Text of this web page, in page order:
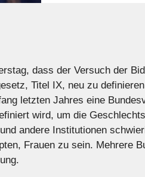
dass der Versuch der
Titel IX, neu zu
letzten Jahres eine
wird, um die
andere Institutionen
Frauen zu sein. Mehrere